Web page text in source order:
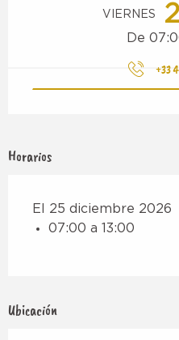
VIERNES
De
+33
Horarios
El 25 diciembre 2026
07:00 a 13:00
Ubicación